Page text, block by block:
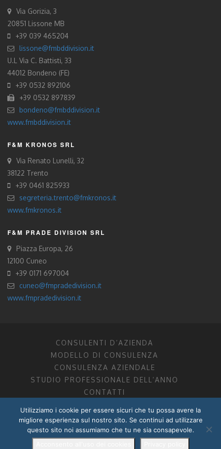
Via Gorizia, 3
20851 Lissone MB
+39 039 465204
lissone@fmbddivision.it
U.L Via C. Battisti, 33
44012 Bondeno (FE)
+39 0532 892106
+39 0532 897839
bondeno@fmbddivision.it
www.fmbddivision.it
F&M KRONOS SRL
Via Renato Lunelli, 32
38122 Trento
+39 0461 825933
segreteria.trento@fmkronos.it
www.fmkronos.it
F&M PRADE DIVISION SRL
Piazza Europa, 26
12100 Cuneo
+39 0171 697004
cuneo@fmpradedivision.it
www.fmpradedivision.it
CONSULENTI D’AZIENDA
MODELLO DI CONSULENZA
CONSULENZA AZIENDALE
STUDIO PROFESSIONALE DELL’ANNO
CONTATTI
FM CONSULENTI D’AZIENDA SOCIETÀ TRA PROFESSIONISTI
DOTTORI COMMERCIALISTI MANTOVA, PORDENONE, TRENTO
P.I. 01599280201
Utilizziamo i cookie per essere sicuri che tu possa avere la
migliore esperienza sul nostro sito. Se continui ad utilizzare
questo sito noi assumiamo che tu ne sia consapevole.